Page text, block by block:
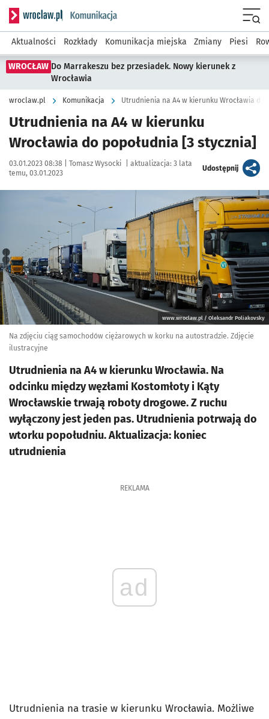
Serwis informacyjny wroclaw.pl podserwis: Komunikacja
Aktualności Rozkłady Komunikacja miejska Zmiany Piesi
WROCŁAW Do Marrakeszu bez przesiadek. Nowy kierunek z
Wrocławia
wroclaw.pl Komunikacja Utrudnienia na A4 w kierunku Wrocławia do
Utrudnienia na A4 w kierunku
Wrocławia do popołudnia [3 stycznia]
Data publikacji:
03.01.2023 08:38 | Autor:
Tomasz Wysocki aktualizacja: 3 lata
temu, 03.01.2023
Udostępnijartykuł
www.wroclaw.pl / Oleksandr Poliakovsky
Na zdjęciu ciąg samochodów ciężarowych w korku na autostradzie. Zdjęcie
ilustracyjne
Utrudnienia na A4 w kierunku Wrocławia. Na
odcinku między węzłami Kostomłoty i Kąty
Wrocławskie trwają roboty drogowe. Z ruchu
wyłączony jest jeden pas. Utrudnienia potrwają do
wtorku popołudniu. Aktualizacja: koniec
utrudnienia
REKLAMA
ad
Utrudnienia na trasie w kierunku Wrocławia. Możliwe